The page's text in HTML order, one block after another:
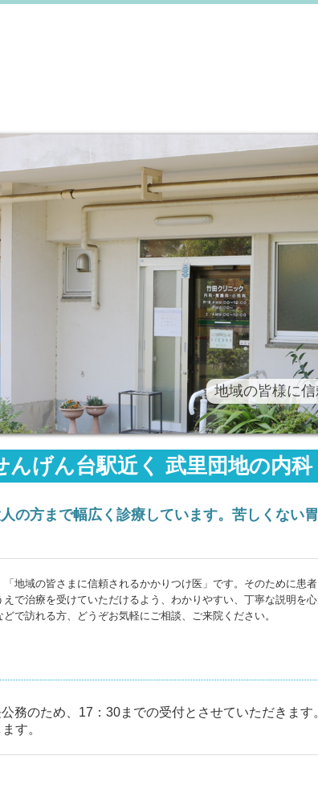
地域の皆様に信
んげん台駅近く 武里団地の内科
の方まで幅広く診療しています。苦しくない
地域の皆さまに信頼されるかかりつけ医」です。そのために患
えで治療を受けていただけるよう、わかりやすい、丁寧な説明を
で訪れる方、どうぞお気軽にご相談、ご来院ください。
務のため、 17：30までの受付とさせていただきます
す。